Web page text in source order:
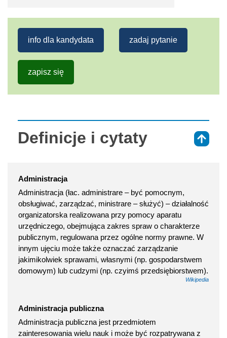
info dla kandydata zadaj pytanie
zapisz się
Definicje i cytaty
Administracja
Administracja (łac. administrare – być pomocnym,
obsługiwać, zarządzać, ministrare – służyć) – działalność
organizatorska realizowana przy pomocy aparatu
urzędniczego, obejmująca zakres spraw o charakterze
publicznym, regulowana przez ogólne normy prawne. W
innym ujęciu może także oznaczać zarządzanie
jakimikolwiek sprawami, własnymi (np. gospodarstwem
domowym) lub cudzymi (np. czyimś przedsiębiorstwem).
Wikipedia
Administracja publiczna
Administracja publiczna jest przedmiotem
zainteresowania wielu nauk i może być rozpatrywana z